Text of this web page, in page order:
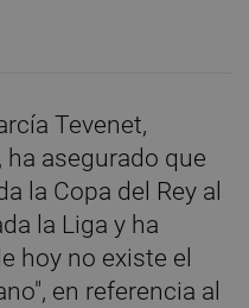
Tevenet,
, ha asegurado que
la Copa del Rey al
la Liga y ha
hoy no existe el
en referencia al